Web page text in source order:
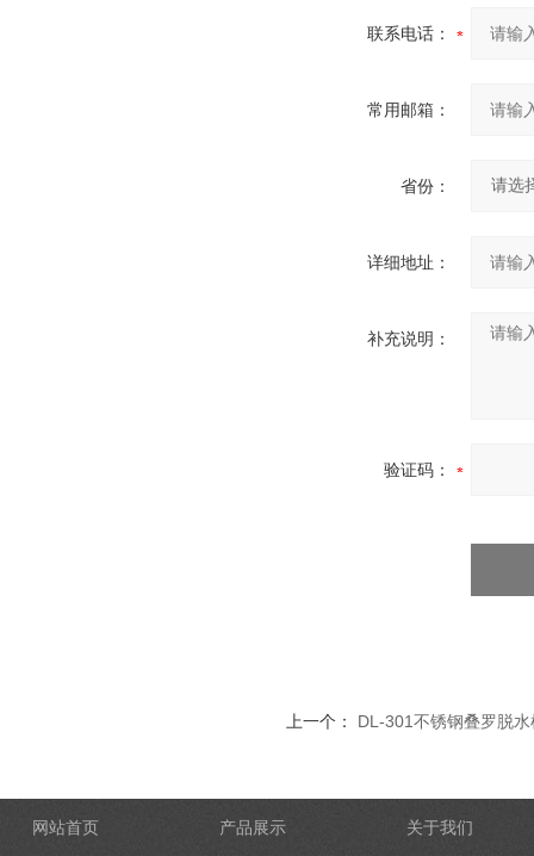
联系电话：
常用邮箱：
省份：
详细地址：
补充说明：
验证码：
上一个： DL-301不锈钢叠罗脱水
网站首页 产品展示 关于我们